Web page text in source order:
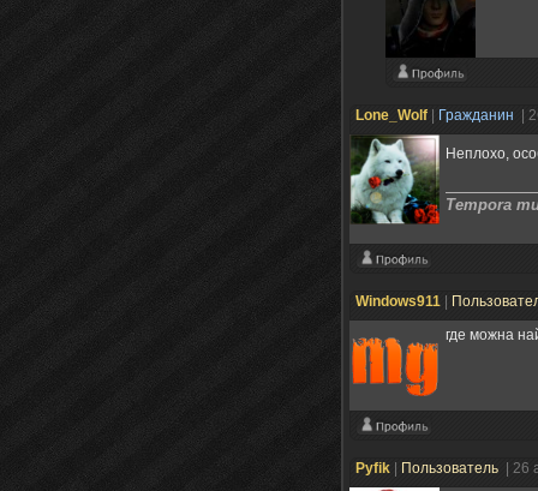
Lone_Wolf Гражданин |
Неплохо,
Tempora
Windows911
где можна
Pyfik Пользователь
| 26